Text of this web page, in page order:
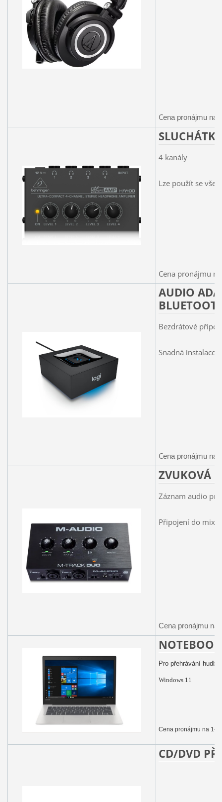
Cena pronájmu na
4 kanály
Lze použít se
Cena pronájmu
AUDIO
Bezdrátové
Snadná instalace
Cena pronájmu na
ZVUKOVÁ
Záznam audio
Připojení do mix
Cena pronájmu na
NOTEBOOK
Pro přehrávání hudby
Windows 11
Cena pronájmu na 1-2
CD/DVD